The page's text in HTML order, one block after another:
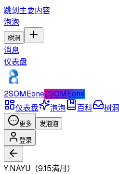
跳到主要内容
泡泡
树洞
消息
仪表盘
2SOMEone2SOMEone
仪表盘
泡泡 百科 树洞
更多 发泡泡
登录
Y.NAYU（9.15满月）